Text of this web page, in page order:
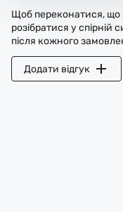
Щоб переконатися, що
розібратися у спірній
після кожного
Додати відгук